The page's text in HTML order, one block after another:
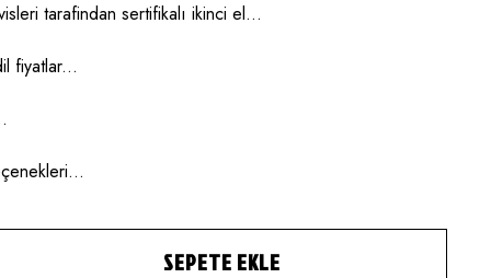
tarafindan sertifikalı ikinci el...
fiyatlar...
SEPETE EKLE